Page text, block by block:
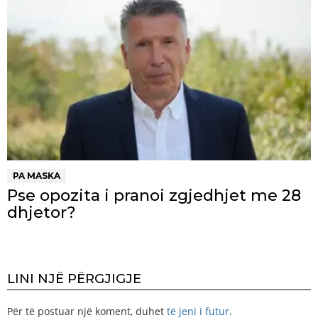
PA MASKA
Pse opozita i pranoi zgjedhjet me 28
dhjetor?
LINI NJË PËRGJIGJE
Për të postuar një koment, duhet të jeni i futur.